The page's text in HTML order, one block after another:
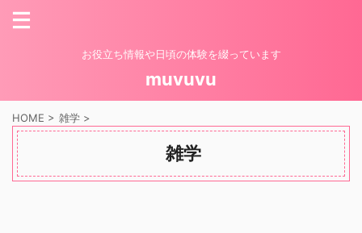
お役立ち情報や日頃の体験を綴っています
muvuvu
HOME > 雑学 >
雑学